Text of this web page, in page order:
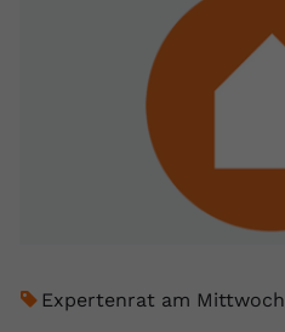
Expertenrat am Mittwoch